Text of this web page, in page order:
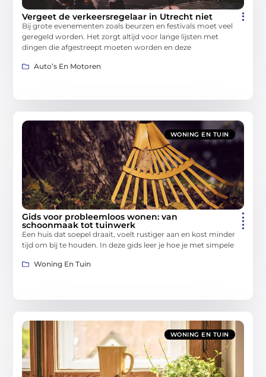
Vergeet de verkeersregelaar in Utrecht niet
Bij grote evenementen zoals beurzen en festivals moet veel
geregeld worden. Het zorgt altijd voor lange lijsten met
dingen die afgestreept moeten worden en deze
Auto’s En Motoren
WONING EN TUIN
Gids voor probleemloos wonen: van
schoonmaak tot tuinwerk
Een huis dat soepel draait, voelt rustiger aan en kost minder
tijd om bij te houden. In deze gids leer je hoe je met simpele
Woning En Tuin
WONING EN TUIN